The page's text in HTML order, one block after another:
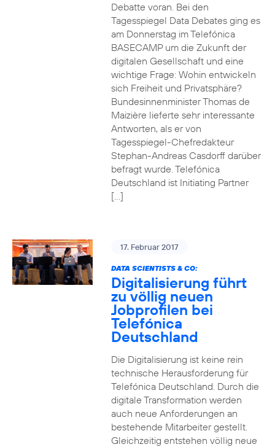
Debatte voran. Bei den
Tagesspiegel Data Debates ging es
am Donnerstag im Telefónica
BASECAMP um die Zukunft der
digitalen Gesellschaft und eine
wichtige Frage: Wohin entwickeln
sich Freiheit und Privatsphäre?
Bundesinnenminister Thomas de
Maizière lieferte sehr interessante
Antworten, als er von
Tagesspiegel-Chefredakteur
Stephan-Andreas Casdorff darüber
befragt wurde. Telefónica
Deutschland ist Initiating Partner
[…]
17. Februar 2017
DATA SCIENTISTS & CO:
Digitalisierung führt
zu völlig neuen
Jobprofilen bei
Telefónica
Deutschland
Die Digitalisierung ist keine rein
technische Herausforderung für
Telefónica Deutschland. Durch die
digitale Transformation werden
auch neue Anforderungen an
bestehende Mitarbeiter gestellt.
Gleichzeitig entstehen völlig neue